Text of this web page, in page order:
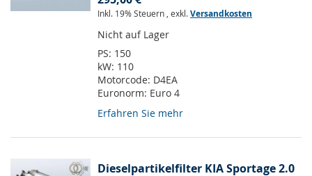
Inkl. 19% Steuern , exkl.Versandkosten
Nicht auf Lager
PS: 150
kW: 110
Motorcode: D4EA
Euronorm: Euro 4
Erfahren Sie mehr
Dieselpartikelfilter KIA Sportage 2.0